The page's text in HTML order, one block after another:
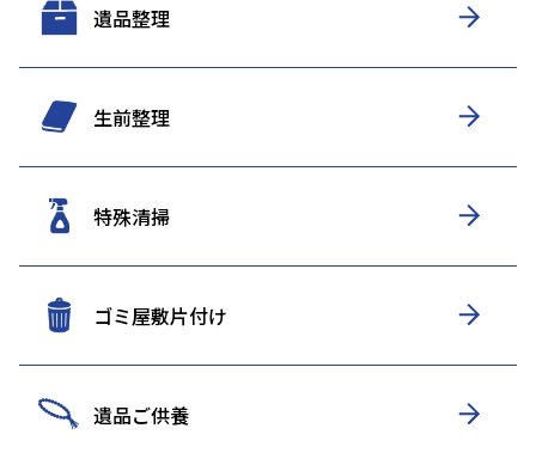
遺品整理
生前整理
特殊清掃
ゴミ屋敷片付け
遺品ご供養